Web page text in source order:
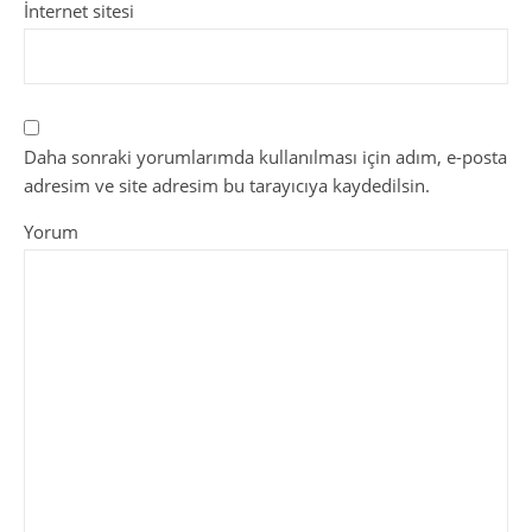
İnternet sitesi
Daha sonraki yorumlarımda kullanılması için adım, e-posta
adresim ve site adresim bu tarayıcıya kaydedilsin.
Yorum